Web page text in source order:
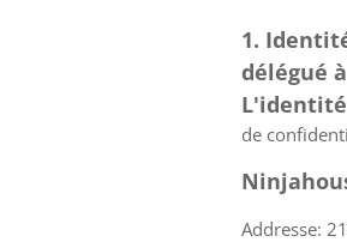
1.
délégué
de
Addresse: